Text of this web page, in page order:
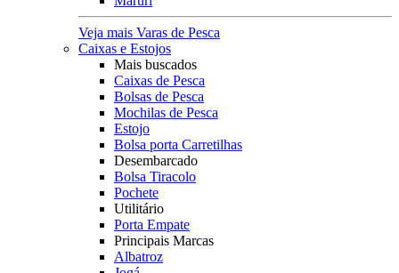
Veja mais Varas de Pesca
Caixas e Estojos
Mais buscados
Caixas de Pesca
Bolsas de Pesca
Mochilas de Pesca
Estojo
Bolsa porta Carretilhas
Desembarcado
Bolsa Tiracolo
Pochete
Utilitário
Porta Empate
Principais Marcas
Albatroz